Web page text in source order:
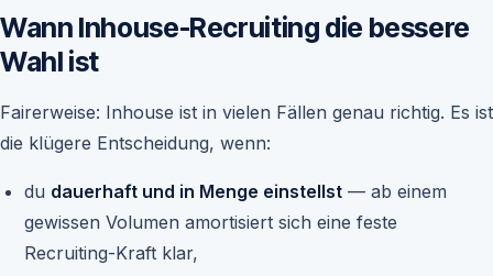
Wann Inhouse-Recruiting die bessere
Wahl ist
Fairerweise: Inhouse ist in vielen Fällen genau richtig. Es ist
die klügere Entscheidung, wenn:
du dauerhaft und in Menge einstellst— ab einem
gewissen Volumen amortisiert sich eine feste
Recruiting-Kraft klar,